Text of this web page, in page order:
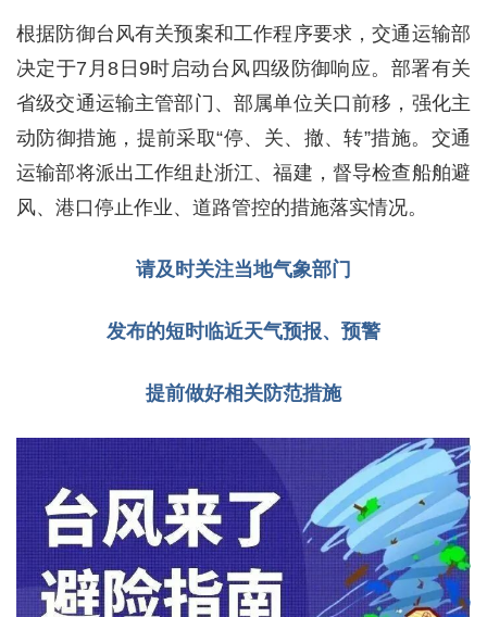
根据防御台风有关预案和工作程序要求，交通运输部
决定于7月8日9时启动台风四级防御响应。部署有关
省级交通运输主管部门、部属单位关口前移，强化主
动防御措施，提前采取“停、关、撤、转”措施。交通
运输部将派出工作组赴浙江、福建，督导检查船舶避
风、港口停止作业、道路管控的措施落实情况。
请及时关注当地气象部门
发布的短时临近天气预报、预警
提前做好相关防范措施